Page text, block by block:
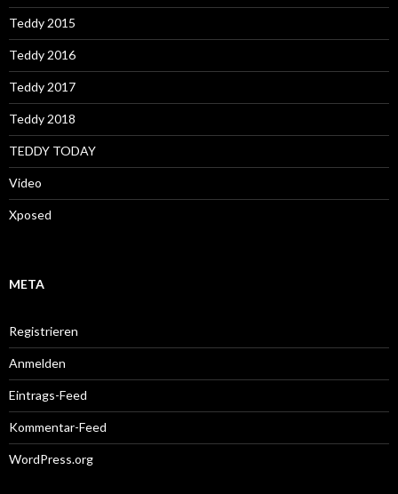
Teddy 2015
Teddy 2016
Teddy 2017
Teddy 2018
TEDDY TODAY
Video
Xposed
META
Registrieren
Anmelden
Eintrags-Feed
Kommentar-Feed
WordPress.org